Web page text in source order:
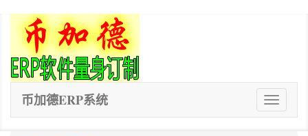
ERP
软
币加德ERP系统